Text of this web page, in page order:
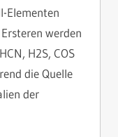
Elementen
werden
H2S, COS
die Quelle
der